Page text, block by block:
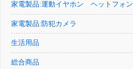
家電製品:運動イヤホン ヘットフォン
家電製品:防犯カメラ
生活用品
総合商品